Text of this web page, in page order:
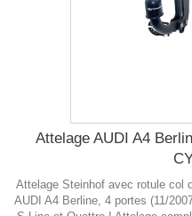
Attelage AUDI A4
Attelage Steinhof avec rotule col
AUDI A4 Berline, 4 portes (11/